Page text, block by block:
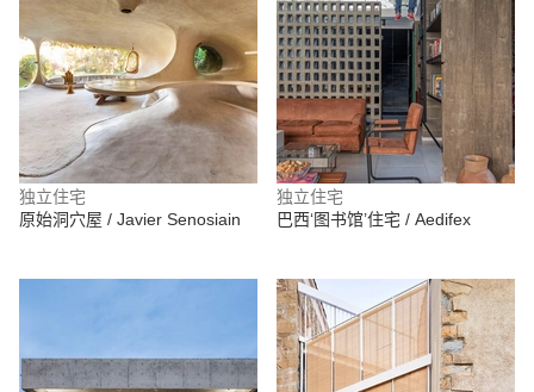
独立住宅
原始洞穴屋 / Javier Senosiain
独立住宅
巴西‘图书馆’住宅 / Aedifex